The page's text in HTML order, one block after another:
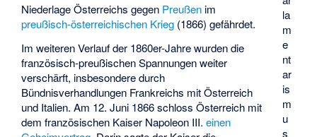
la
m
e
nt
ar
is
m
u
s
Niederlage Österreichs gegen Preußen im
preußisch-österreichischen Krieg (1866) gefährdet.
Im weiteren Verlauf der 1860er-Jahre wurden die
französisch-preußischen Spannungen weiter
verschärft, insbesondere durch
Bündnisverhandlungen Frankreichs mit Österreich
und Italien. Am 12. Juni 1866 schloss Österreich mit
dem französischen Kaiser Napoleon III.einen